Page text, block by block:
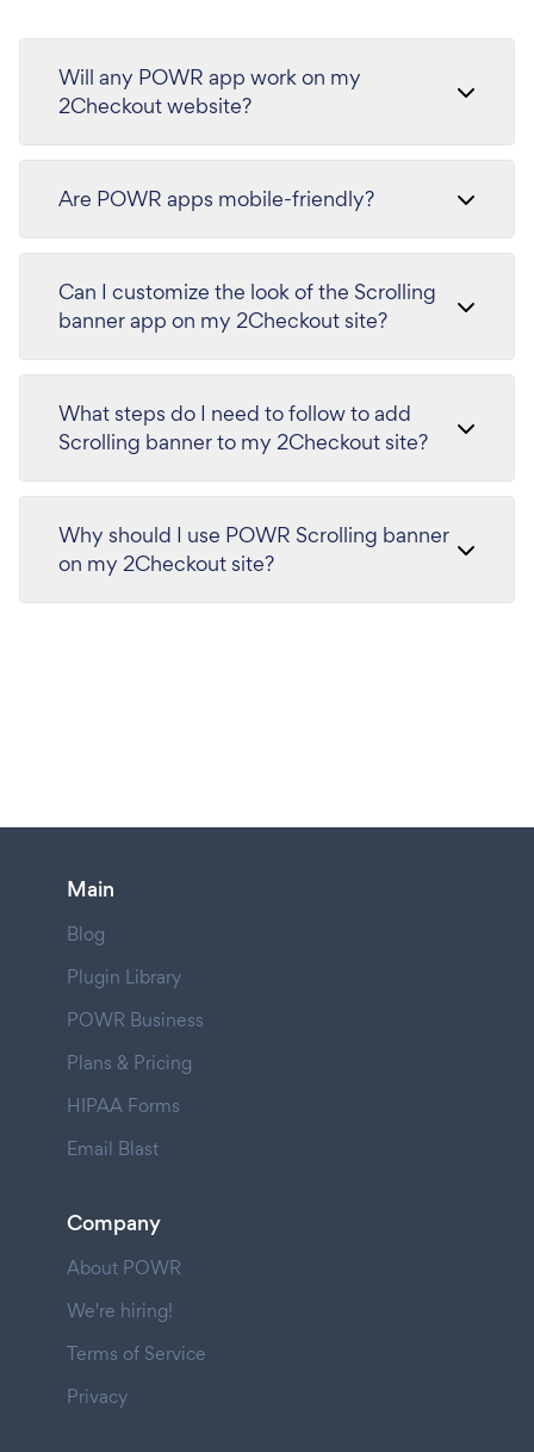
Will any POWR app work on my
2Checkout website?
Are POWR apps mobile-friendly?
Can I customize the look of the Scrolling
banner app on my 2Checkout site?
What steps do I need to follow to add
Scrolling banner to my 2Checkout site?
Why should I use POWR Scrolling banner
on my 2Checkout site?
Main
Blog
Plugin Library
POWR Business
Plans & Pricing
HIPAA Forms
Email Blast
Company
About POWR
We're hiring!
Terms of Service
Privacy